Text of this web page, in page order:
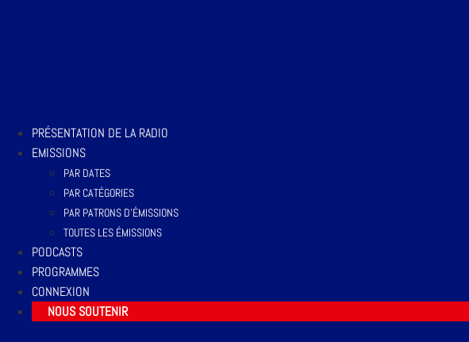
PRÉSENTATION DE LA RADIO
EMISSIONS
PAR DATES
PAR CATÉGORIES
PAR PATRONS D’ÉMISSIONS
TOUTES LES ÉMISSIONS
PODCASTS
PROGRAMMES
CONNEXION
NOUS SOUTENIR